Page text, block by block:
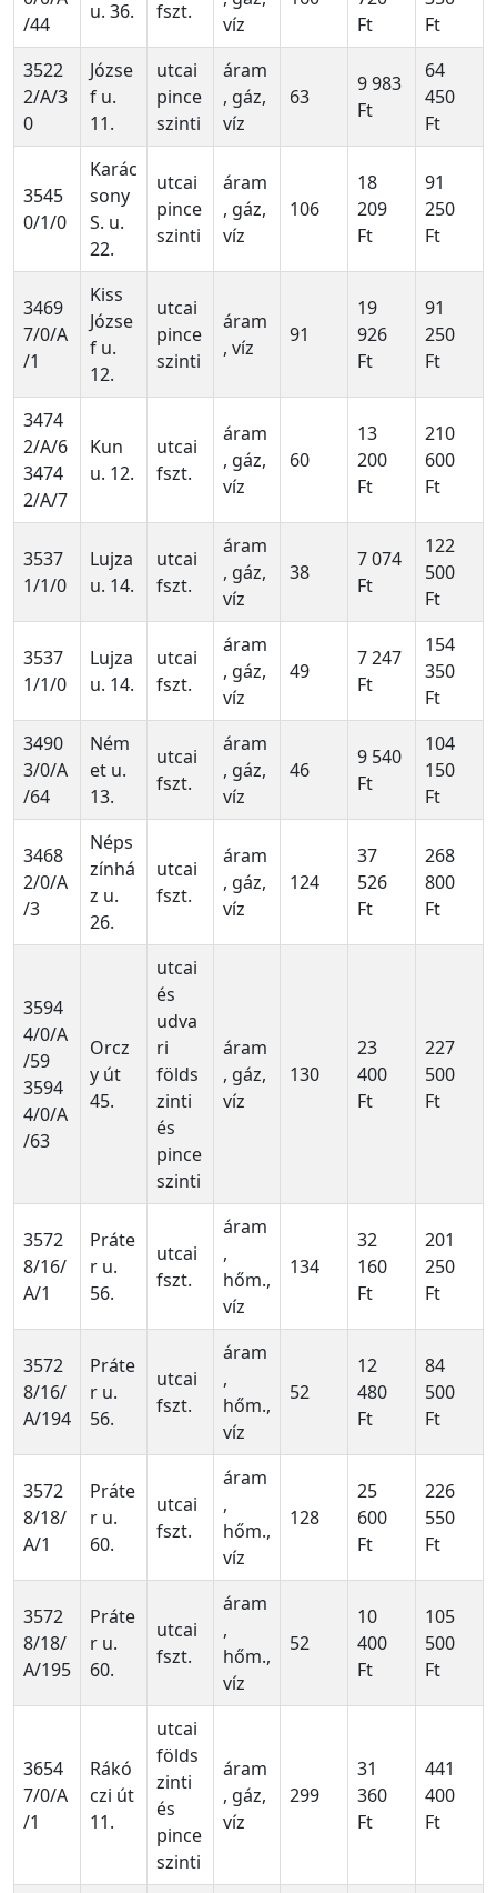
/44
u. 36. fszt.
víz
Ft
Ft
3522
2/A/3
0
Józse
f u.
11.
utcai
pince
szinti
áram
, gáz,
víz
63
9 983
Ft
64
450
Ft
3545
0/1/0
Karác
sony
S. u.
22.
utcai
pince
szinti
áram
, gáz,
víz
106
18
209
Ft
91
250
Ft
3469
7/0/A
/1
Kiss
Józse
f u.
12.
utcai
pince
szinti
áram
, víz
91
19
926
Ft
91
250
Ft
3474
2/A/6
3474
2/A/7
Kun
u. 12.
utcai
fszt.
áram
, gáz,
víz
60
13
200
Ft
210
600
Ft
3537
1/1/0
Lujza
u. 14.
utcai
fszt.
áram
, gáz,
víz
38
7 074
Ft
122
500
Ft
3537
1/1/0
Lujza
u. 14.
utcai
fszt.
áram
, gáz,
víz
49
7 247
Ft
154
350
Ft
3490
3/0/A
/64
Ném
et u.
13.
utcai
fszt.
áram
, gáz,
víz
46
9 540
Ft
104
150
Ft
3468
2/0/A
/3
Néps
zínhá
z u.
26.
utcai
fszt.
áram
, gáz,
víz
124
37
526
Ft
268
800
Ft
3594
4/0/A
/59
3594
4/0/A
/63
Orcz
y út
45.
utcai
és
udva
ri
földs
zinti
és
pince
szinti
áram
, gáz,
víz
130
23
400
Ft
227
500
Ft
3572
8/16/
A/1
Práte
r u.
56.
utcai
fszt.
áram
,
hőm.,
víz
134
32
160
Ft
201
250
Ft
3572
8/16/
A/194
Práte
r u.
56.
utcai
fszt.
áram
,
hőm.,
víz
52
12
480
Ft
84
500
Ft
3572
8/18/
A/1
Práte
r u.
60.
utcai
fszt.
áram
,
hőm.,
víz
128
25
600
Ft
226
550
Ft
3572
8/18/
A/195
Práte
r u.
60.
utcai
fszt.
áram
,
hőm.,
víz
52
10
400
Ft
105
500
Ft
3654
7/0/A
/1
Rákó
czi út
11.
utcai
földs
zinti
és
pince
szinti
áram
, gáz,
víz
299
31
360
Ft
441
400
Ft